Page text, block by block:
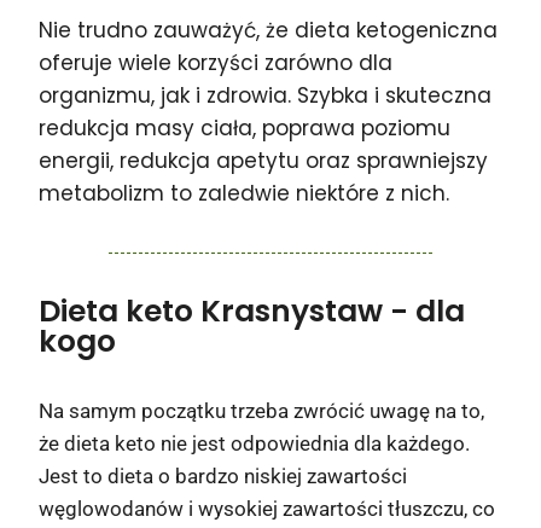
Nie trudno zauważyć, że dieta ketogeniczna
oferuje wiele korzyści zarówno dla
organizmu, jak i zdrowia. Szybka i skuteczna
redukcja masy ciała, poprawa poziomu
energii, redukcja apetytu oraz sprawniejszy
metabolizm to zaledwie niektóre z nich.
Dieta keto Krasnystaw - dla
kogo
Na samym początku trzeba zwrócić uwagę na to,
że dieta keto nie jest odpowiednia dla każdego.
Jest to dieta o bardzo niskiej zawartości
węglowodanów i wysokiej zawartości tłuszczu, co